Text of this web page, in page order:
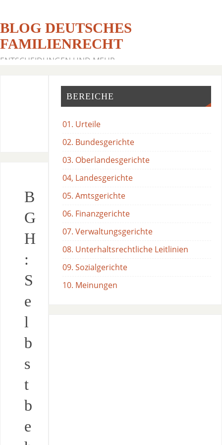
BLOG DEUTSCHES
FAMILIENRECHT
ENTSCHEIDUNGEN UND MEHR
B
G
H
:
S
e
l
b
s
t
b
e
BEREICHE
01. Urteile
02. Bundesgerichte
03. Oberlandesgerichte
04, Landesgerichte
05. Amtsgerichte
06. Finanzgerichte
07. Verwaltungsgerichte
08. Unterhaltsrechtliche Leitlinien
09. Sozialgerichte
10. Meinungen